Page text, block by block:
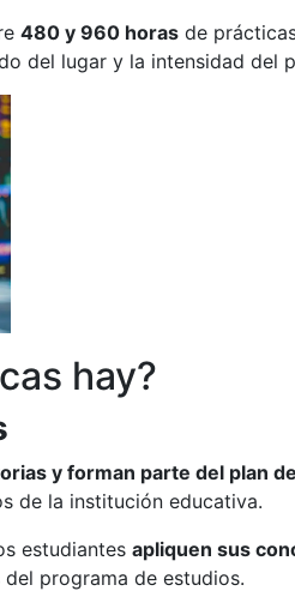
480 y 960 horas de
del lugar y la intensidad del
hay?
y forman parte del plan
de la institución educativa.
estudiantes apliquen sus
programa de estudios.